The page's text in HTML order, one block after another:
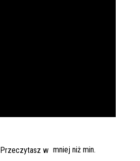
Przeczytasz w mniej niżmin.